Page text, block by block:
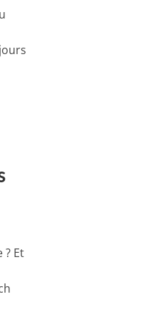
? Et